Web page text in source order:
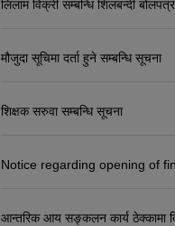
लिलाम विक्री सम्बन्धि शिलबन्दी
मौजुदा सूचिमा दर्ता हुने सम्बन्धि सूचना
शिक्षक सरुवा सम्बन्धि सूचना
Notice regarding opening of
आन्तरिक आय सङ्कलन कार्य ठेक्कामा